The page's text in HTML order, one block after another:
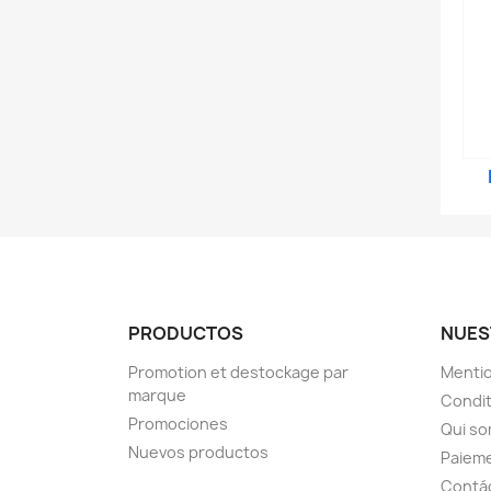
PRODUCTOS
Promotion et destockage par
marque
Promociones
Nuevos productos
Qui